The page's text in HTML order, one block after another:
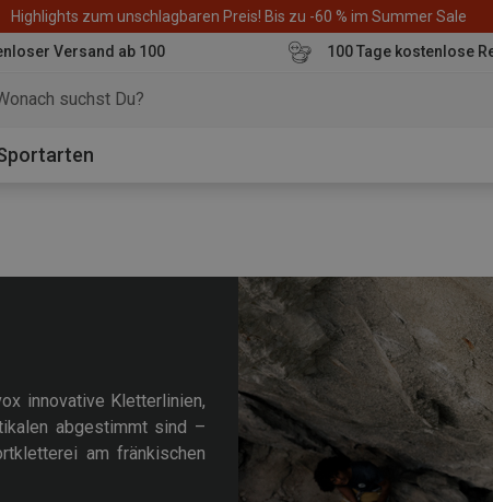
Highlights zum unschlagbaren Preis! Bis zu -60 % im Summer Sale
Versand ab 100
100 Tage kostenlose
innovative Kletterlinien,
abgestimmt sind –
am fränkischen